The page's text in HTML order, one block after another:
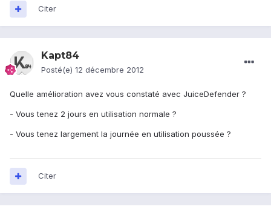
Citer
Kapt84
Posté(e) 12 décembre 2012
Quelle amélioration avez vous constaté avec JuiceDefender ?
- Vous tenez 2 jours en utilisation normale ?
- Vous tenez largement la journée en utilisation poussée ?
Citer